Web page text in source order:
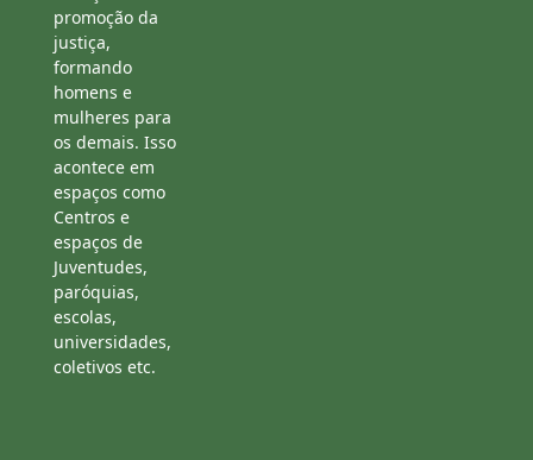
promoção da
justiça,
formando
homens e
mulheres para
os demais. Isso
acontece em
espaços como
Centros e
espaços de
Juventudes,
paróquias,
escolas,
universidades,
coletivos etc.